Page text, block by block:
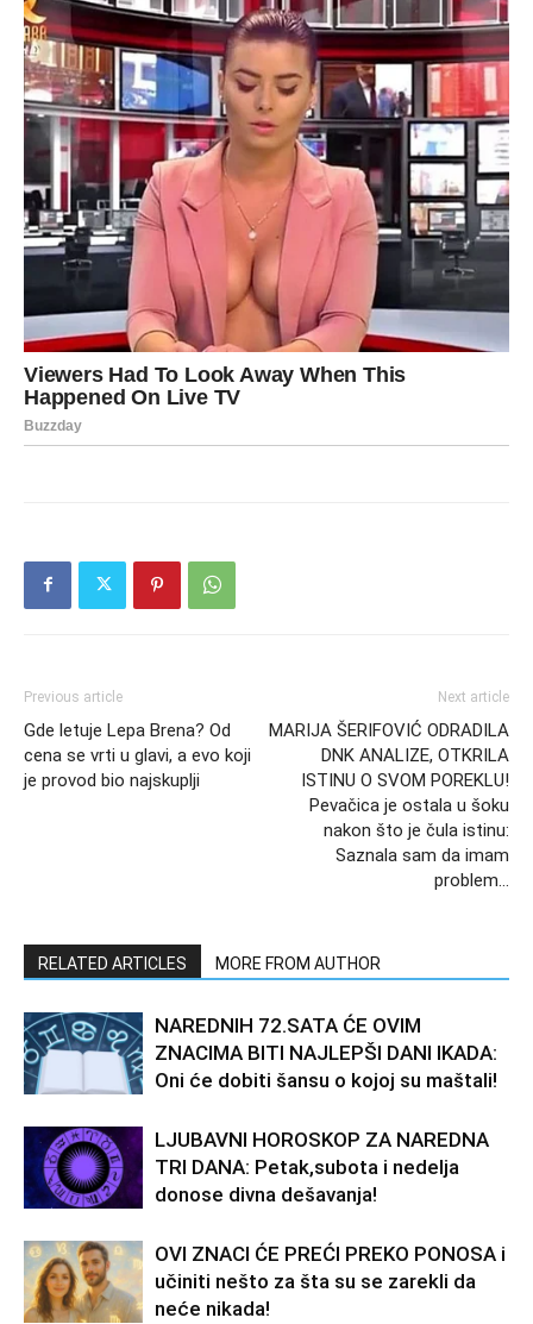
Previous article
Gde letuje Lepa Brena? Od
cena se vrti u glavi, a evo koji
je provod bio najskuplji
Next article
MARIJA ŠERIFOVIĆ ODRADILA
DNK ANALIZE, OTKRILA
ISTINU O SVOM POREKLU!
Pevačica je ostala u šoku
nakon što je čula istinu:
Saznala sam da imam
problem…
RELATED ARTICLES MORE FROM AUTHOR
NAREDNIH 72.SATA ĆE OVIM
ZNACIMA BITI NAJLEPŠI DANI IKADA:
Oni će dobiti šansu o kojoj su maštali!
LJUBAVNI HOROSKOP ZA NAREDNA
TRI DANA: Petak,subota i nedelja
donose divna dešavanja!
OVI ZNACI ĆE PREĆI PREKO PONOSA i
učiniti nešto za šta su se zarekli da
neće nikada!